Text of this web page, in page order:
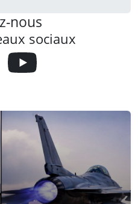
nous
sociaux